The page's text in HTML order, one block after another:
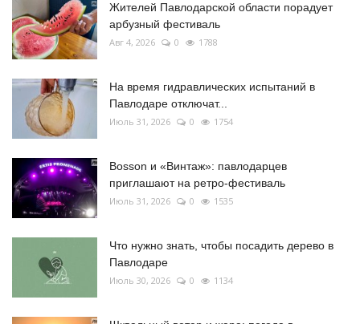
Жителей Павлодарской области порадует
арбузный фестиваль
Авг 4, 2026 0 1788
На время гидравлических испытаний в
Павлодаре отключат...
Июль 31, 2026 0 1754
Bosson и «Винтаж»: павлодарцев
приглашают на ретро-фестиваль
Июль 31, 2026 0 1535
Что нужно знать, чтобы посадить дерево в
Павлодаре
Июль 30, 2026 0 1134